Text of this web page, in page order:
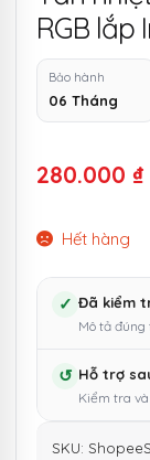
RGB lắp
Bảo hành
06 Tháng
280.000 ₫
Hết hàng
✓ Đã kiểm
Mô tả
↺ Hỗ trợ
Kiểm tra
SKU: